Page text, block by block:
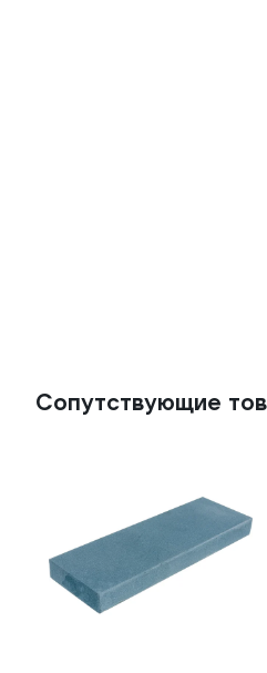
Сопутствующие